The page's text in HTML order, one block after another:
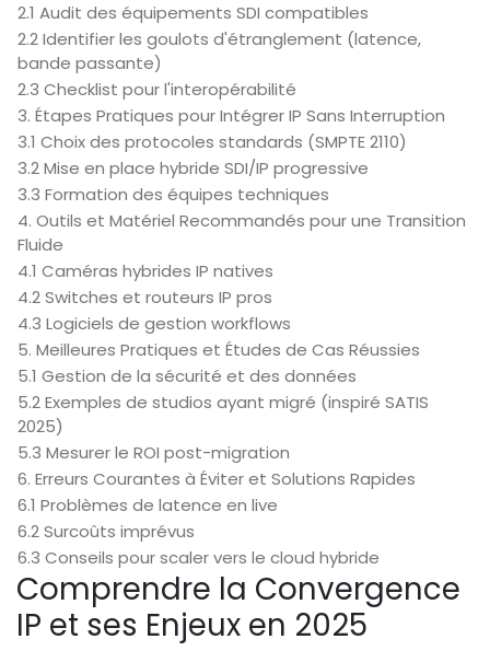
2.1 Audit des équipements SDI compatibles
2.2 Identifier les goulots d'étranglement (latence,
bande passante)
2.3 Checklist pour l'interopérabilité
3. Étapes Pratiques pour Intégrer IP Sans Interruption
3.1 Choix des protocoles standards (SMPTE 2110)
3.2 Mise en place hybride SDI/IP progressive
3.3 Formation des équipes techniques
4. Outils et Matériel Recommandés pour une Transition
Fluide
4.1 Caméras hybrides IP natives
4.2 Switches et routeurs IP pros
4.3 Logiciels de gestion workflows
5. Meilleures Pratiques et Études de Cas Réussies
5.1 Gestion de la sécurité et des données
5.2 Exemples de studios ayant migré (inspiré SATIS
2025)
5.3 Mesurer le ROI post-migration
6. Erreurs Courantes à Éviter et Solutions Rapides
6.1 Problèmes de latence en live
6.2 Surcoûts imprévus
6.3 Conseils pour scaler vers le cloud hybride
Comprendre la Convergence
IP et ses Enjeux en 2025